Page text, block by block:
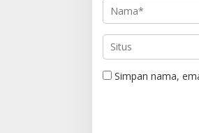
Simpan nama,